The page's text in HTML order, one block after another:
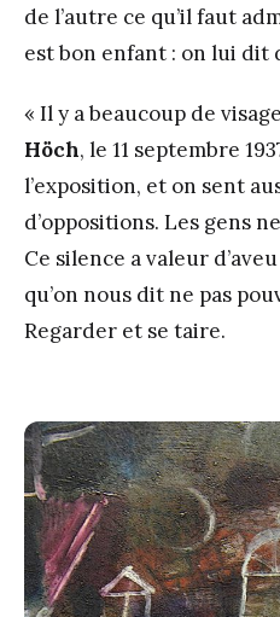
de l’autre ce qu’il faut
est bon enfant : on lui dit
« Il y a beaucoup de
Höch, le 11 septembre
l’exposition, et on sent
d’oppositions. Les gens
Ce silence a valeur
qu’on nous dit ne pas
Regarder et se taire.